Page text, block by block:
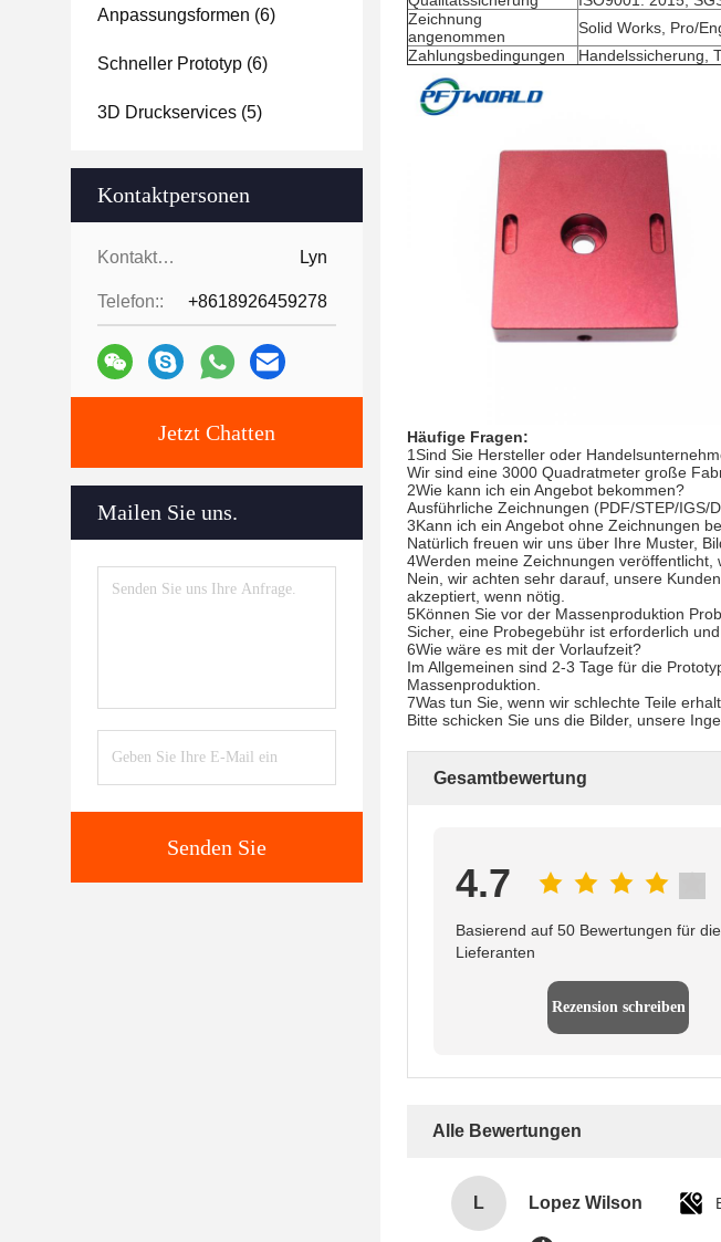
Anpassungsformen (6)
Schneller Prototyp (6)
3D Druckservices (5)
Kontaktpersonen
Kontaktpersonen: Lyn
Telefon:: +8618926459278
Jetzt Chatten
Mailen Sie uns.
Senden Sie
Zeichnung
angenommen
Solid Works, Pro/
Zahlungsbedingungen
Handelssicherung,
Häufige Fragen:
1Sind Sie Hersteller oder
Wir sind eine 3000 Quadratmeter große
2Wie kann ich ein Angebot bekommen?
Ausführliche Zeichnungen (PDF/STEP/IGS/
3Kann ich ein Angebot ohne Zeichnungen
Natürlich freuen wir uns über Ihre Muster,
4Werden meine Zeichnungen veröffentlicht,
Nein, wir achten sehr darauf, unsere
akzeptiert, wenn nötig.
5Können Sie vor der Massenproduktion
Sicher, eine Probegebühr ist erforderlich
6Wie wäre es mit der Vorlaufzeit?
Im Allgemeinen sind 2-3 Tage für die
Massenproduktion.
7Was tun Sie, wenn wir schlechte Teile
Bitte schicken Sie uns die Bilder, unsere
Gesamtbewertung
4.7
Basierend auf 50 Bewertungen für
Lieferanten
Rezension schreiben
Alle Bewertungen
L Lopez Wilson